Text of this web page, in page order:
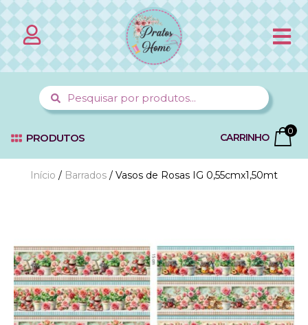
PRODUTOS CARRINHO
0
Início / Barrados / Vasos de Rosas IG 0,55cmx1,50mt